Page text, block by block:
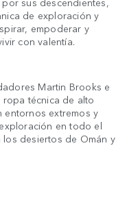
de exploración y
empoderar y
con valentía.
Martin Brooks e
técnica de alto
entornos extremos y
en todo el
los desiertos de Omán y